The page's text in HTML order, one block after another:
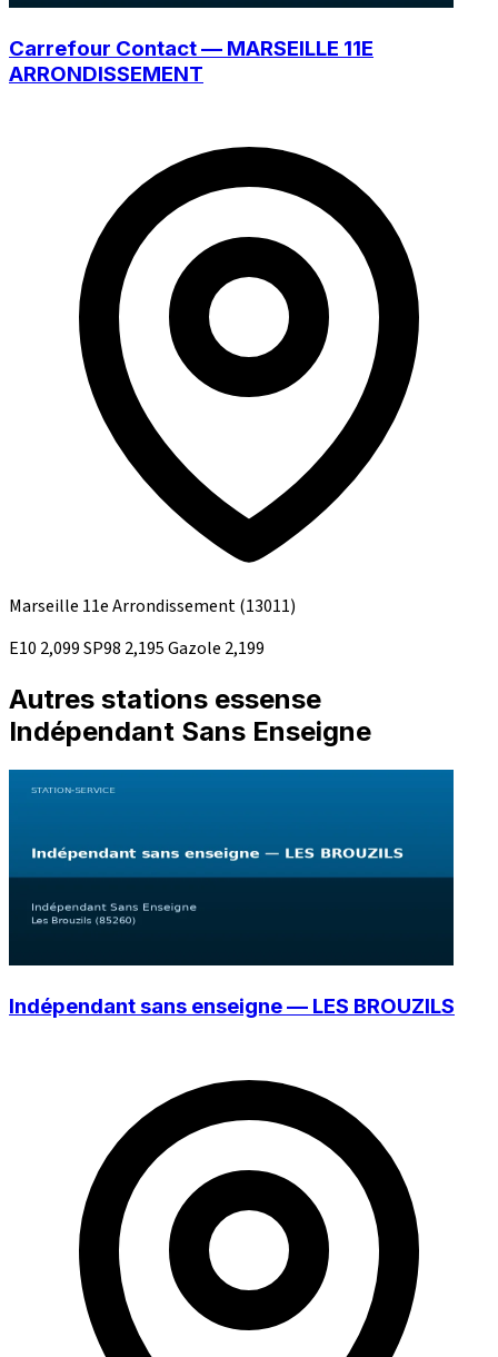
Carrefour Contact — MARSEILLE 11E
ARRONDISSEMENT
Marseille 11e Arrondissement(13011)
E10 2,099SP98 2,195Gazole 2,199
Autres stations essense
Indépendant Sans Enseigne
Indépendant sans enseigne — LES BROUZILS